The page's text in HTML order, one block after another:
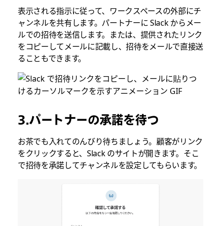
表示される指示に従って、ワークスペースの外部にチ
ャンネルを共有します。パートナーに Slack からメー
ルでの招待を送信します。または、提供されたリンク
をコピーしてメールに記載し、招待をメールで直接送
ることもできます。
3.パートナーの承諾を待つ
お茶でも入れてのんびり待ちましょう。顧客がリンク
をクリックすると、Slack のサイトが開きます。そこ
で招待を承諾してチャンネルを設定してもらいます。